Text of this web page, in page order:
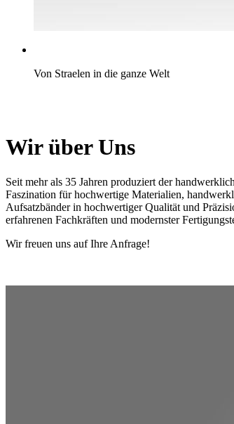
Von Straelen in die ganze Welt
Wir über Uns
Seit mehr als 35 Jahren produziert der
Faszination für hochwertige Materialien,
Aufsatzbänder in hochwertiger Qualität und
erfahrenen Fachkräften und modernster
Wir freuen uns auf Ihre Anfrage!